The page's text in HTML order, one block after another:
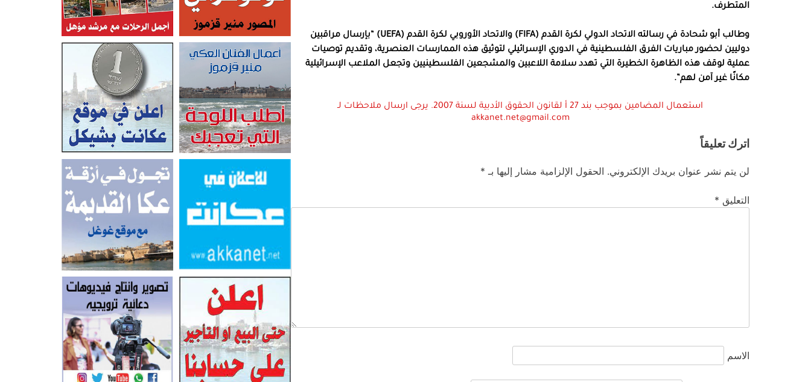
المتطرف.
وطالب أبو شحادة في رسالته الاتحاد الدولي لكرة القدم (FIFA) والاتحاد الأوروبي لكرة القدم (UEFA) “بإرسال مراقبين
دوليين لحضور مباريات الفرق الفلسطينية في الدوري الإسرائيلي لتوثيق هذه الممارسات العنصرية، وتقديم توصيات
عملية لوقف هذه الظاهرة الخطيرة التي تهدد سلامة اللاعبين والمشجعين الفلسطينيين وتجعل الملاعب الإسرائيلية
مكانًا غير آمن لهم”.
استعمال المضامين بموجب بند 27 أ لقانون الحقوق الأدبية لسنة 2007. يرجى ارسال ملاحظات لـ
akkanet.net@gmail.com
اترك تعليقاً
لن يتم نشر عنوان بريدك الإلكتروني. الحقول الإلزامية مشار إليها بـ *
التعليق *
الاسم